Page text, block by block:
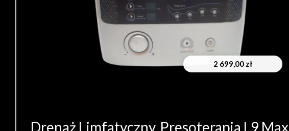
2 699,00 zł
Drenaż Limfatyczny, Presoterapia L9 Max